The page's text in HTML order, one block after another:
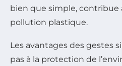
bien que simple, contribue
pollution plastique.
Les avantages des gestes
pas à la protection de